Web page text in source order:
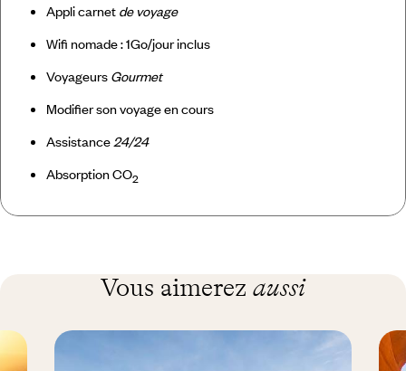
Appli carnet de voyage
Wifi nomade : 1Go/jour inclus
Voyageurs Gourmet
Modifier son voyage en cours
Assistance 24/24
Absorption CO2
Vous aimerez aussi